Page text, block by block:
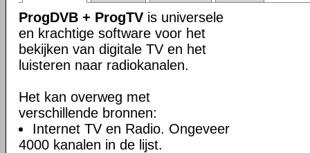
ProgDVB + ProgTV is universele
en krachtige software voor het
bekijken van digitale TV en het
luisteren naar radiokanalen.
Het kan overweg met
verschillende bronnen:
Internet TV en Radio. Ongeveer
4000 kanalen in de lijst.